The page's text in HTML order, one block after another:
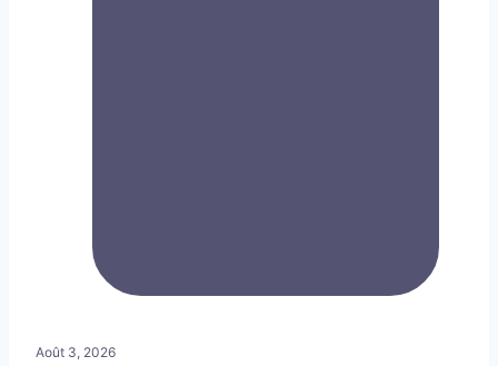
Août 3, 2026